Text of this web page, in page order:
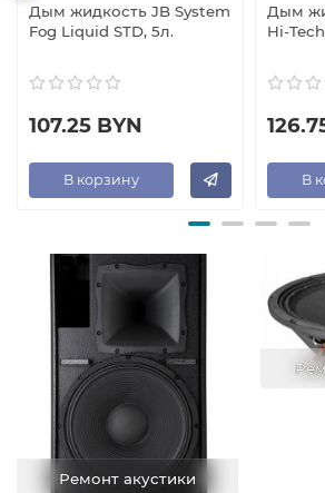
Дым жидкость JB System
Fog Liquid STD, 5л.
107.25 BYN
В корзину
Дым
Hi-
В
Ремонт акустики